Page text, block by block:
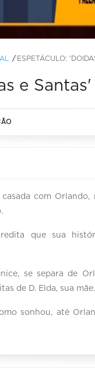
ESPETÁCULO:
e
com
que sua
se separa de
de D. Elda, sua mãe.
sonhou, até